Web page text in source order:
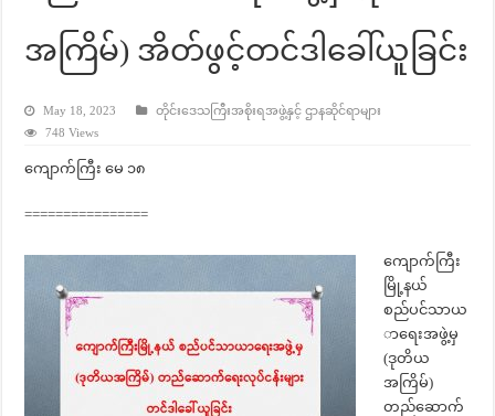
အကြိမ်) အိတ်ဖွင့်တင်ဒါခေါ်ယူခြင်း
May 18, 2023
တိုင်းဒေသကြီးအစိုးရအဖွဲ့နှင့် ဌာနဆိုင်ရာများ
748 Views
ကျောက်ကြီး မေ ၁၈
================
ကျောက်ကြီး
မြို့နယ်
စည်ပင်သာယ
ာရေးအဖွဲ့မှ
(ဒုတိယ
အကြိမ်)
တည်ဆောက်